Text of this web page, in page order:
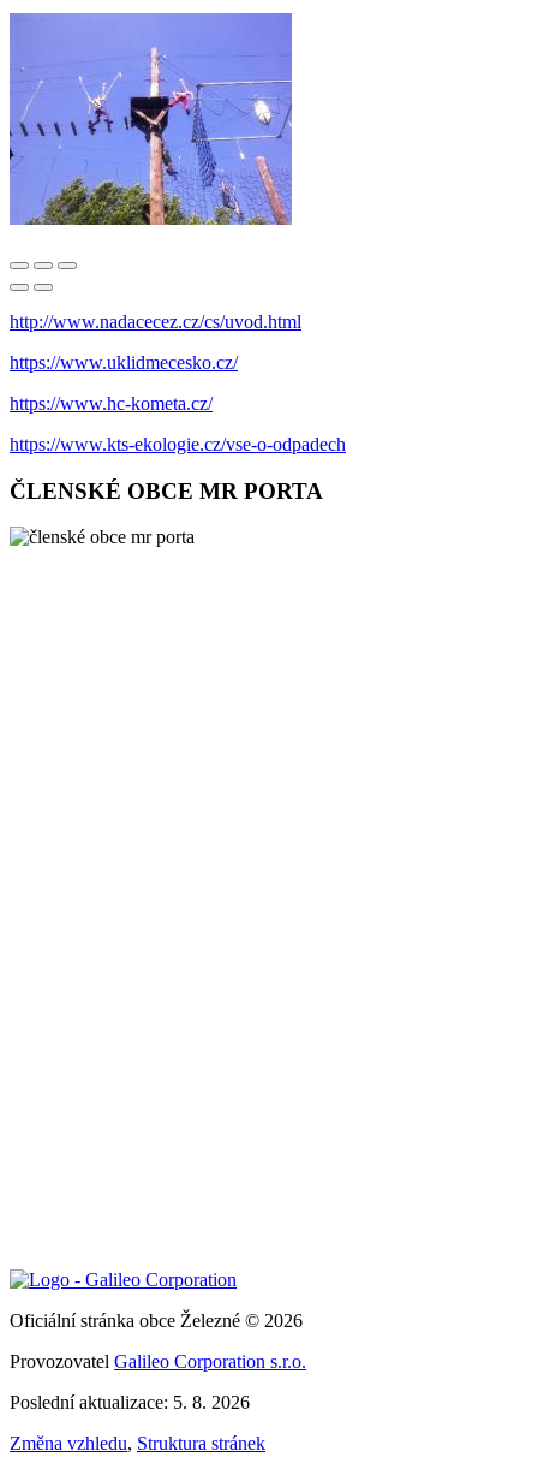
http://www.nadacecez.cz/cs/uvod.html
https://www.uklidmecesko.cz/
https://www.hc-kometa.cz/
https://www.kts-ekologie.cz/vse-o-odpadech
ČLENSKÉ OBCE MR PORTA
Oficiální stránka obce Železné © 2026
Provozovatel Galileo Corporation s.r.o.
Poslední aktualizace: 5. 8. 2026
Změna vzhledu, Struktura stránek